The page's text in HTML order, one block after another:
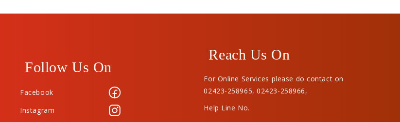
Follow Us On
Facebook
Instagram
Reach Us On
For Online Services please do contact on
02423-258965,02423-258966,
Help Line No.